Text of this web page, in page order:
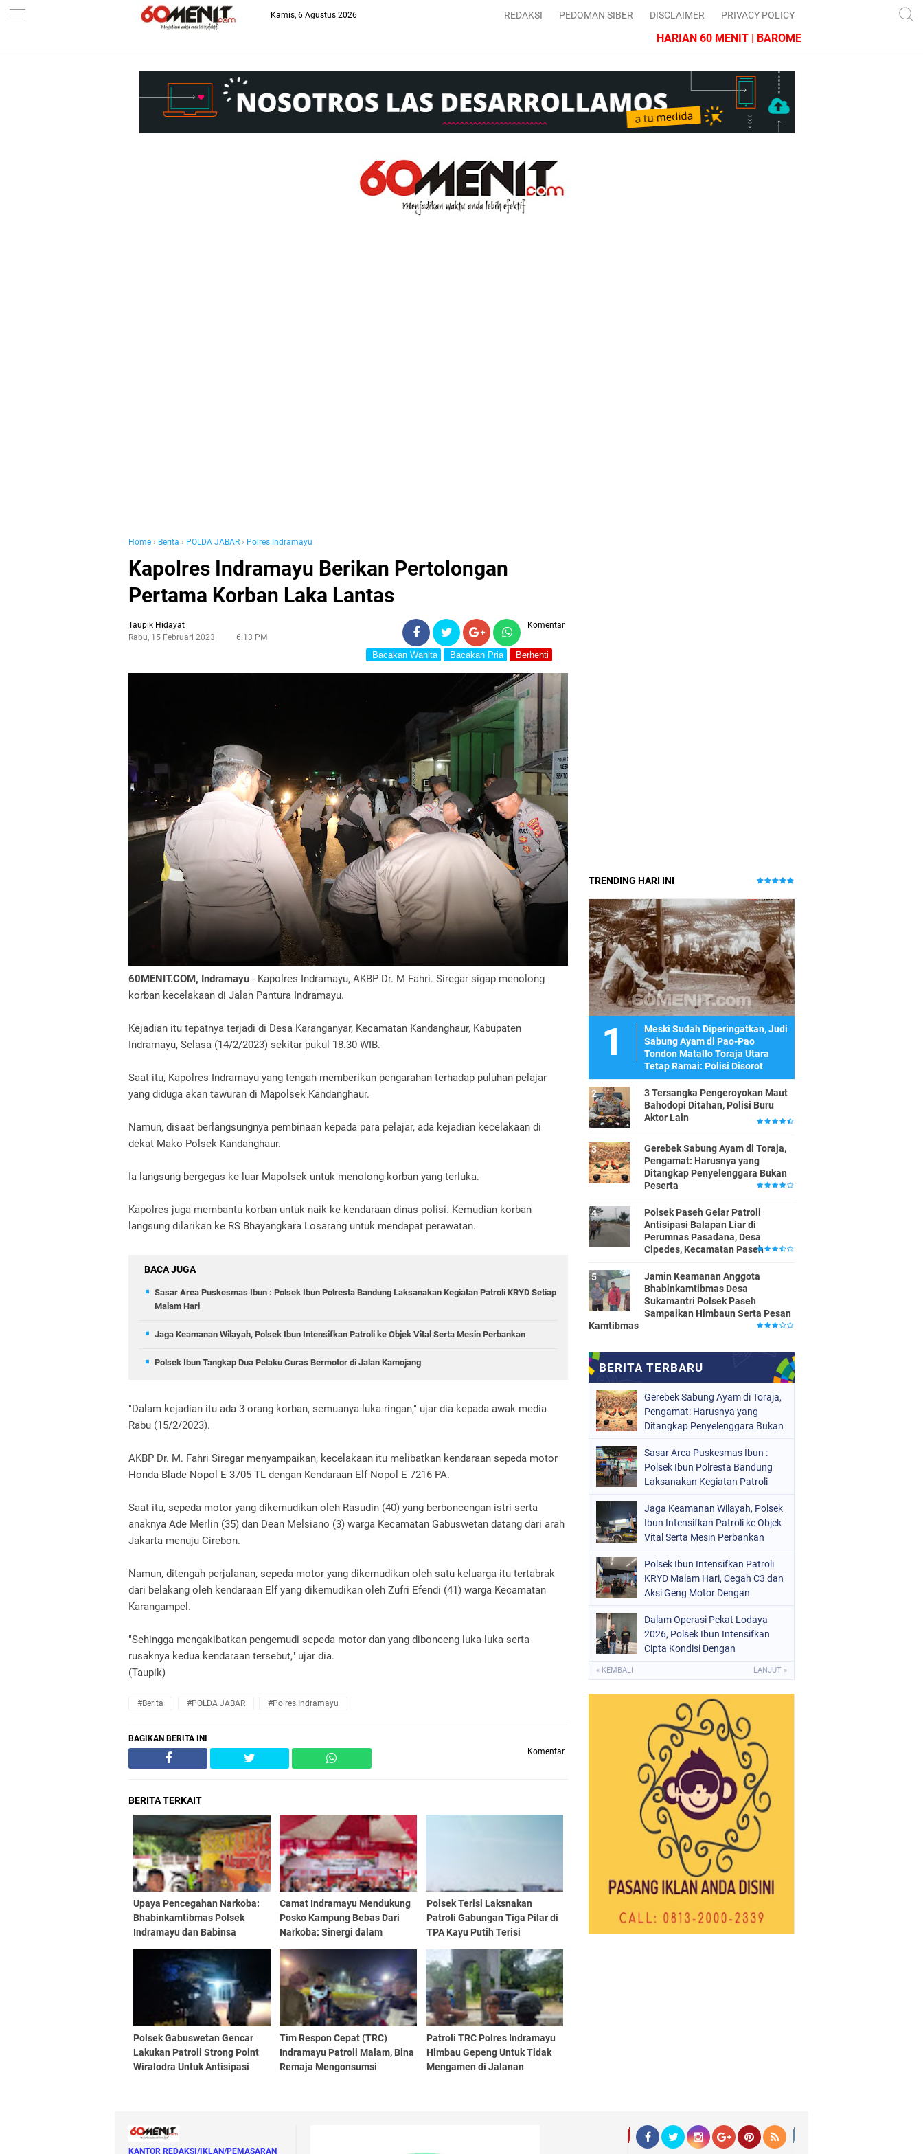
--> Kamis, 6 Agustus 2026 REDAKSI PEDOMAN SIBER DISCLAIMER PRIVACY POLICY
HARIAN 60 MENIT | BAROMETER JAWA BARAT
Home › Berita › POLDA JABAR › Polres Indramayu
Kapolres Indramayu Berikan Pertolongan
Pertama Korban Laka Lantas
Taupik Hidayat
Rabu, 15 Februari 2023
6:13 PM
Komentar
Bacakan Wanita Bacakan Pria Berhenti
60MENIT.COM, Indramayu - Kapolres Indramayu, AKBP Dr. M Fahri. Siregar sigap menolong
korban kecelakaan di Jalan Pantura Indramayu.
Kejadian itu tepatnya terjadi di Desa Karanganyar, Kecamatan Kandanghaur, Kabupaten
Indramayu, Selasa (14/2/2023) sekitar pukul 18.30 WIB.
Saat itu, Kapolres Indramayu yang tengah memberikan pengarahan terhadap puluhan pelajar
yang diduga akan tawuran di Mapolsek Kandanghaur.
Namun, disaat berlangsungnya pembinaan kepada para pelajar, ada kejadian kecelakaan di
dekat Mako Polsek Kandanghaur.
Ia langsung bergegas ke luar Mapolsek untuk menolong korban yang terluka.
Kapolres juga membantu korban untuk naik ke kendaraan dinas polisi. Kemudian korban
langsung dilarikan ke RS Bhayangkara Losarang untuk mendapat perawatan.
BACA JUGA
Sasar Area Puskesmas Ibun : Polsek Ibun Polresta Bandung Laksanakan Kegiatan Patroli KRYD Setiap
Malam Hari
Jaga Keamanan Wilayah, Polsek Ibun Intensifkan Patroli ke Objek Vital Serta Mesin Perbankan
Polsek Ibun Tangkap Dua Pelaku Curas Bermotor di Jalan Kamojang
"Dalam kejadian itu ada 3 orang korban, semuanya luka ringan," ujar dia kepada awak media
Rabu (15/2/2023).
AKBP Dr. M. Fahri Siregar menyampaikan, kecelakaan itu melibatkan kendaraan sepeda motor
Honda Blade Nopol E 3705 TL dengan Kendaraan Elf Nopol E 7216 PA.
Saat itu, sepeda motor yang dikemudikan oleh Rasudin (40) yang berboncengan istri serta
anaknya Ade Merlin (35) dan Dean Melsiano (3) warga Kecamatan Gabuswetan datang dari arah
Jakarta menuju Cirebon.
Namun, ditengah perjalanan, sepeda motor yang dikemudikan oleh satu keluarga itu tertabrak
dari belakang oleh kendaraan Elf yang dikemudikan oleh Zufri Efendi (41) warga Kecamatan
Karangampel.
"Sehingga mengakibatkan pengemudi sepeda motor dan yang dibonceng luka-luka serta
rusaknya kedua kendaraan tersebut," ujar dia.
(Taupik)
#Berita #POLDA JABAR #Polres Indramayu
BAGIKAN BERITA INI
Komentar
BERITA TERKAIT
Upaya Pencegahan Narkoba:
Bhabinkamtibmas Polsek
Indramayu dan Babinsa
Remaja di Kampung Bebas
Narkoba
Camat Indramayu Mendukung
Posko Kampung Bebas Dari
Narkoba: Sinergi dalam
Narkoba
Polsek Terisi Laksnakan
Patroli Gabungan Tiga Pilar di
TPA Kayu Putih Terisi
Polsek Gabuswetan Gencar
Lakukan Patroli Strong Point
Wiralodra Untuk Antisipasi
Tim Respon Cepat (TRC)
Indramayu Patroli Malam, Bina
Remaja Mengonsumsi
Patroli TRC Polres Indramayu
Himbau Gepeng Untuk Tidak
Mengamen di Jalanan
TRENDING HARI INI
Meski Sudah Diperingatkan, Judi
Sabung Ayam di Pao-Pao
Tondon Matallo Toraja Utara
Tetap Ramai: Polisi Disorot
3 Tersangka Pengeroyokan Maut
Bahodopi Ditahan, Polisi Buru
Aktor Lain
Gerebek Sabung Ayam di Toraja,
Pengamat: Harusnya yang
Ditangkap Penyelenggara Bukan
Peserta
Polsek Paseh Gelar Patroli
Antisipasi Balapan Liar di
Perumnas Pasadana, Desa
Cipedes, Kecamatan Paseh
Jamin Keamanan Anggota
Bhabinkamtibmas Desa
Sukamantri Polsek Paseh
Sampaikan Himbaun Serta Pesan
Kamtibmas
Gerebek Sabung Ayam di Toraja,
Pengamat: Harusnya yang
Ditangkap Penyelenggara Bukan
Sasar Area Puskesmas Ibun :
Polsek Ibun Polresta Bandung
Laksanakan Kegiatan Patroli
Jaga Keamanan Wilayah, Polsek
Ibun Intensifkan Patroli ke Objek
Vital Serta Mesin Perbankan
Polsek Ibun Intensifkan Patroli
KRYD Malam Hari, Cegah C3 dan
Aksi Geng Motor Dengan
Dalam Operasi Pekat Lodaya
2026, Polsek Ibun Intensifkan
Cipta Kondisi Dengan
« KEMBALI LANJUT »
KANTOR REDAKSI/IKLAN/PEMASARAN